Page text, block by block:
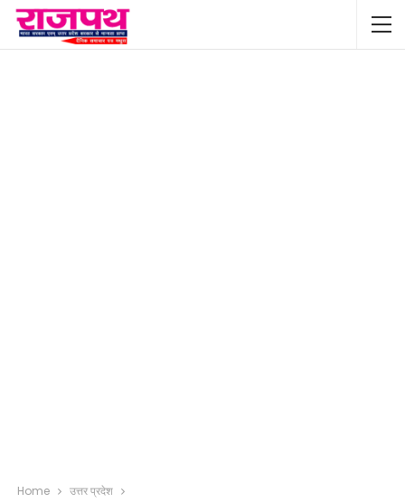
Home उत्तर प्रदेश